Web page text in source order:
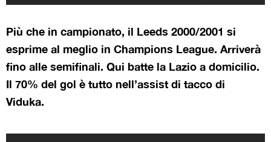
Più che in campionato, il Leeds 2000/2001 si
esprime al meglio in Champions League. Arriverà
fino alle semifinali. Qui batte la Lazio a domicilio.
Il 70% del gol è tutto nell’assist di tacco di
Viduka.